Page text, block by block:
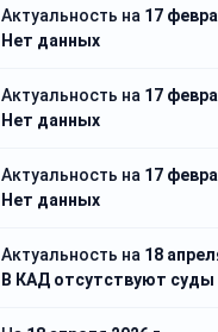
Актуальность на 17
Нет данных
Актуальность на 17
Нет данных
Актуальность на 17
Нет данных
Актуальность на 18
В КАД отсутствуют суды